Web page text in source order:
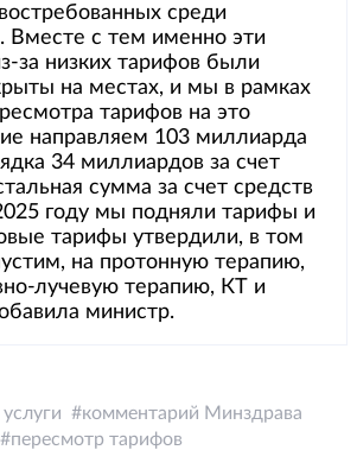
среди
Вместе с тем именно эти
за низких тарифов были
на местах, и мы в рамках
тарифов на это
направляем 103 миллиарда
34 миллиардов за счет
сумма за счет средств
году мы подняли тарифы и
тарифы утвердили, в том
на протонную терапию,
лучевую терапию, КТ и
министр.
комментарий Минздрава
пересмотр тарифов